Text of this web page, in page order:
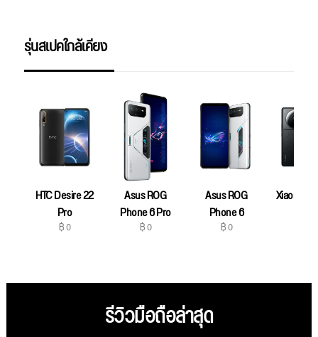
รุ่นสเปคใกล้เคียง
HTC Desire 22
Pro
฿ 0
Asus ROG
Phone 6 Pro
฿ 0
Asus ROG
Phone 6
฿ 0
Xiaomi
รีวิวมือถือล่าสุด